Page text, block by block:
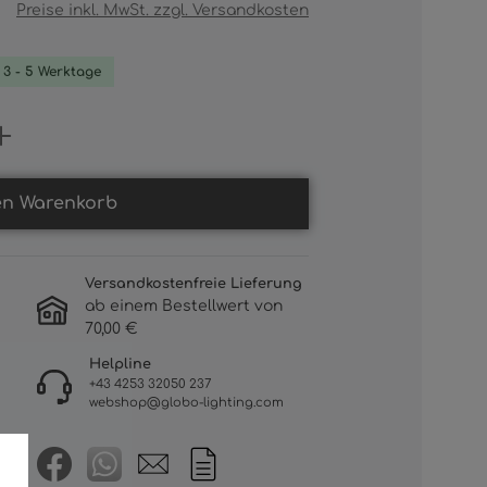
Preise inkl. MwSt. zzgl. Versandkosten
- 5 Werktage
den gewünschten Wert ein
Warenkorb
Versandkostenfreie Lieferung
ab einem Bestellwert von
70,00 €
Helpline
+43 4253 32050 237
webshop@globo-lighting.com